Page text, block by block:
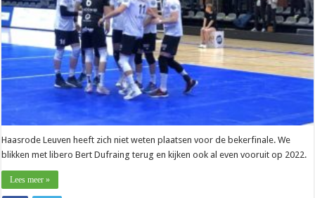
Haasrode Leuven heeft zich niet weten plaatsen voor de bekerfinale. We
blikken met libero Bert Dufraing terug en kijken ook al even vooruit op 2022.
Lees meer »